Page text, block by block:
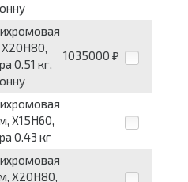
0.51 кг,
1035000 ₽
Х15Н60,
0.43 кг
Х20Н80,